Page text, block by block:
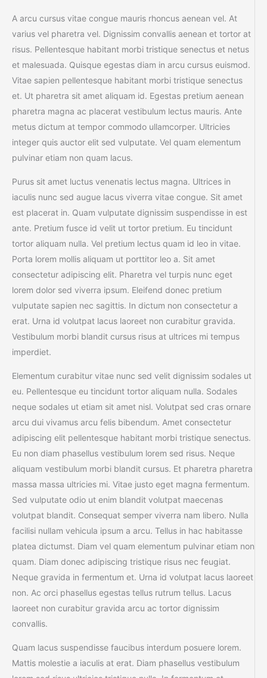
A arcu cursus vitae congue mauris rhoncus aenean vel. At
varius vel pharetra vel. Dignissim convallis aenean et tortor at
risus. Pellentesque habitant morbi tristique senectus et netus
et malesuada. Quisque egestas diam in arcu cursus euismod.
Vitae sapien pellentesque habitant morbi tristique senectus
et. Ut pharetra sit amet aliquam id. Egestas pretium aenean
pharetra magna ac placerat vestibulum lectus mauris. Ante
metus dictum at tempor commodo ullamcorper. Ultricies
integer quis auctor elit sed vulputate. Vel quam elementum
pulvinar etiam non quam lacus.
Purus sit amet luctus venenatis lectus magna. Ultrices in
iaculis nunc sed augue lacus viverra vitae congue. Sit amet
est placerat in. Quam vulputate dignissim suspendisse in est
ante. Pretium fusce id velit ut tortor pretium. Eu tincidunt
tortor aliquam nulla. Vel pretium lectus quam id leo in vitae.
Porta lorem mollis aliquam ut porttitor leo a. Sit amet
consectetur adipiscing elit. Pharetra vel turpis nunc eget
lorem dolor sed viverra ipsum. Eleifend donec pretium
vulputate sapien nec sagittis. In dictum non consectetur a
erat. Urna id volutpat lacus laoreet non curabitur gravida.
Vestibulum morbi blandit cursus risus at ultrices mi tempus
imperdiet.
Elementum curabitur vitae nunc sed velit dignissim sodales ut
eu. Pellentesque eu tincidunt tortor aliquam nulla. Sodales
neque sodales ut etiam sit amet nisl. Volutpat sed cras ornare
arcu dui vivamus arcu felis bibendum. Amet consectetur
adipiscing elit pellentesque habitant morbi tristique senectus.
Eu non diam phasellus vestibulum lorem sed risus. Neque
aliquam vestibulum morbi blandit cursus. Et pharetra pharetra
massa massa ultricies mi. Vitae justo eget magna fermentum.
Sed vulputate odio ut enim blandit volutpat maecenas
volutpat blandit. Consequat semper viverra nam libero. Nulla
facilisi nullam vehicula ipsum a arcu. Tellus in hac habitasse
platea dictumst. Diam vel quam elementum pulvinar etiam non
quam. Diam donec adipiscing tristique risus nec feugiat.
Neque gravida in fermentum et. Urna id volutpat lacus laoreet
non. Ac orci phasellus egestas tellus rutrum tellus. Lacus
laoreet non curabitur gravida arcu ac tortor dignissim
convallis.
Quam lacus suspendisse faucibus interdum posuere lorem.
Mattis molestie a iaculis at erat. Diam phasellus vestibulum